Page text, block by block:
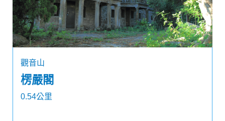
觀音山
楞嚴閣
0.54公里